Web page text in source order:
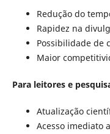
Redução do
Rapidez na
Possibilidade de
Maior
Para leitores e
Atualização
Acesso imediato